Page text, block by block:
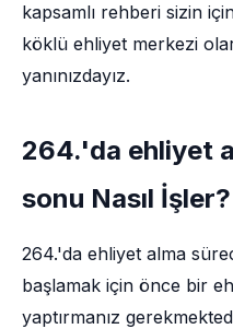
kapsamlı rehberi sizin
köklü ehliyet merkezi
yanınızdayız.
264.'da ehliyet
sonu Nasıl İşler?
264.'da ehliyet alma
başlamak için önce bir
yaptırmanız